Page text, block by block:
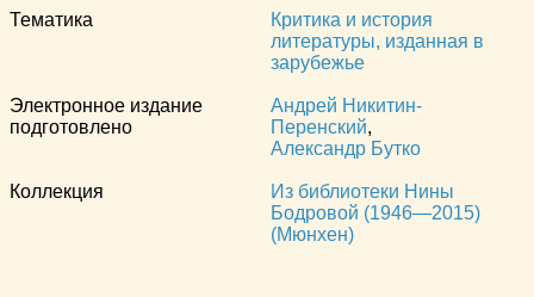
Тематика
Критика и история
литературы, изданная в
зарубежье
Электронное издание
подготовлено
Андрей Никитин-
Перенский,
Александр Бутко
Коллекция
Из библиотеки Нины
Бодровой (1946—2015)
(Мюнхен)